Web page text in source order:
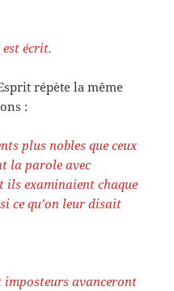
est écrit.
répète la même
:
plus nobles que ceux
la parole avec
ils examinaient chaque
ce qu’on leur disait
imposteurs avanceront